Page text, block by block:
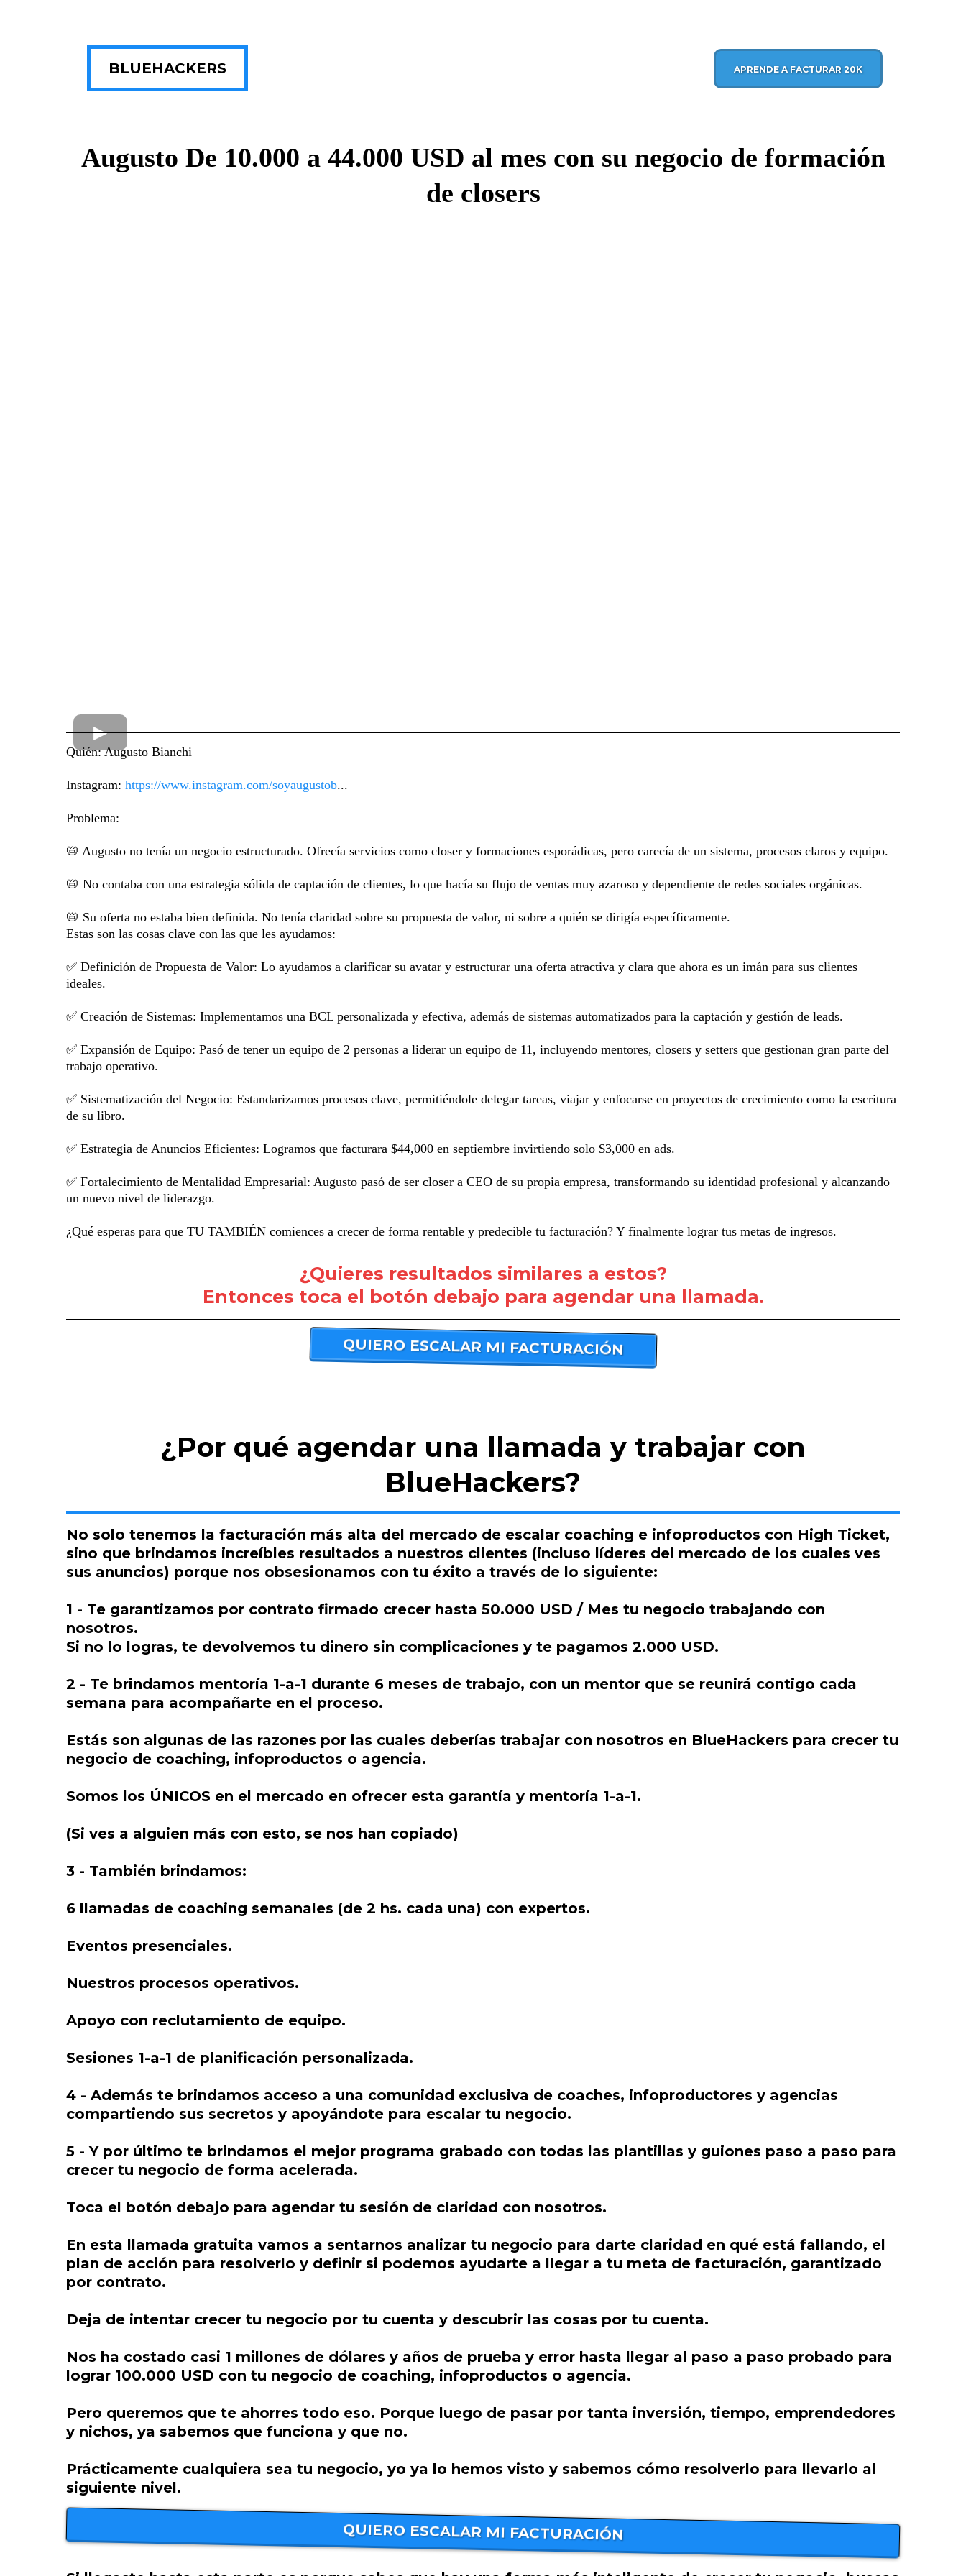
BLUEHACKERS APRENDE A FACTURAR 20K
Augusto De 10.000 a 44.000 USD al mes con su negocio de formación
de closers
Quién: Augusto Bianchi
Instagram: https://www.instagram.com/soyaugustob...
Problema:
📛 Augusto no tenía un negocio estructurado. Ofrecía servicios como closer y formaciones esporádicas, pero carecía de un sistema, procesos claros y equipo.
📛 No contaba con una estrategia sólida de captación de clientes, lo que hacía su flujo de ventas muy azaroso y dependiente de redes sociales orgánicas.
📛 Su oferta no estaba bien definida. No tenía claridad sobre su propuesta de valor, ni sobre a quién se dirigía específicamente.
Estas son las cosas clave con las que les ayudamos:
✅ Definición de Propuesta de Valor: Lo ayudamos a clarificar su avatar y estructurar una oferta atractiva y clara que ahora es un imán para sus clientes
ideales.
✅ Creación de Sistemas: Implementamos una BCL personalizada y efectiva, además de sistemas automatizados para la captación y gestión de leads.
✅ Expansión de Equipo: Pasó de tener un equipo de 2 personas a liderar un equipo de 11, incluyendo mentores, closers y setters que gestionan gran parte del
trabajo operativo.
✅ Sistematización del Negocio: Estandarizamos procesos clave, permitiéndole delegar tareas, viajar y enfocarse en proyectos de crecimiento como la escritura
de su libro.
✅ Estrategia de Anuncios Eficientes: Logramos que facturara $44,000 en septiembre invirtiendo solo $3,000 en ads.
✅ Fortalecimiento de Mentalidad Empresarial: Augusto pasó de ser closer a CEO de su propia empresa, transformando su identidad profesional y alcanzando
un nuevo nivel de liderazgo.
¿Qué esperas para que TU TAMBIÉN comiences a crecer de forma rentable y predecible tu facturación? Y finalmente lograr tus metas de ingresos.
¿Quieres resultados similares a estos?
Entonces toca el botón debajo para agendar una llamada.
QUIERO ESCALAR MI FACTURACIÓN
¿Por qué agendar una llamada y trabajar con
BlueHackers?
No solo tenemos la facturación más alta del mercado de escalar coaching e infoproductos con High Ticket,
sino que brindamos increíbles resultados a nuestros clientes (incluso líderes del mercado de los cuales ves
sus anuncios) porque nos obsesionamos con tu éxito a través de lo siguiente:
1 - Te garantizamos por contrato firmado crecer hasta 50.000 USD / Mes tu negocio trabajando con
nosotros.
Si no lo logras, te devolvemos tu dinero sin complicaciones y te pagamos 2.000 USD.
2 - Te brindamos mentoría 1-a-1 durante 6 meses de trabajo, con un mentor que se reunirá contigo cada
semana para acompañarte en el proceso.
Estás son algunas de las razones por las cuales deberías trabajar con nosotros en BlueHackers para crecer tu
negocio de coaching, infoproductos o agencia.
Somos los ÚNICOS en el mercado en ofrecer esta garantía y mentoría 1-a-1.
(Si ves a alguien más con esto, se nos han copiado)
3 - También brindamos:
6 llamadas de coaching semanales (de 2 hs. cada una) con expertos.
Eventos presenciales.
Nuestros procesos operativos.
Apoyo con reclutamiento de equipo.
Sesiones 1-a-1 de planificación personalizada.
4 - Además te brindamos acceso a una comunidad exclusiva de coaches, infoproductores y agencias
compartiendo sus secretos y apoyándote para escalar tu negocio.
5 - Y por último te brindamos el mejor programa grabado con todas las plantillas y guiones paso a paso para
crecer tu negocio de forma acelerada.
Toca el botón debajo para agendar tu sesión de claridad con nosotros.
En esta llamada gratuita vamos a sentarnos analizar tu negocio para darte claridad en qué está fallando, el
plan de acción para resolverlo y definir si podemos ayudarte a llegar a tu meta de facturación, garantizado
por contrato.
Deja de intentar crecer tu negocio por tu cuenta y descubrir las cosas por tu cuenta.
Nos ha costado casi 1 millones de dólares y años de prueba y error hasta llegar al paso a paso probado para
lograr 100.000 USD con tu negocio de coaching, infoproductos o agencia.
Pero queremos que te ahorres todo eso. Porque luego de pasar por tanta inversión, tiempo, emprendedores
y nichos, ya sabemos que funciona y que no.
Prácticamente cualquiera sea tu negocio, yo ya lo hemos visto y sabemos cómo resolverlo para llevarlo al
siguiente nivel.
QUIERO ESCALAR MI FACTURACIÓN